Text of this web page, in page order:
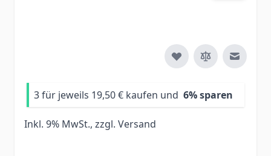
E-Mail
3 für jeweils 19,50 € kaufen und 6% sparen
Inkl. 9% MwSt., zzgl. Versand